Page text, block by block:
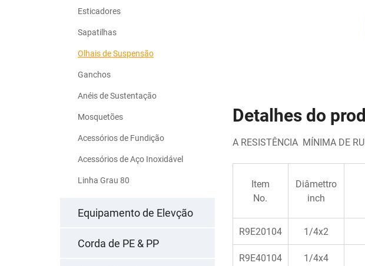
Esticadores
Sapatilhas
Olhais de Suspensão
Ganchos
Anéis de Sustentação
Mosquetões
Acessórios de Fundição
Acessórios de Aço Inoxidável
Linha Grau 80
Equipamento de Elevção
Corda de PE & PP
Detalhes do
A RESISTÊNCIA MÍNIMA DE
Item
No.
Diâmettro
inch
R9E20104 1/4x2
R9E40104 1/4x4